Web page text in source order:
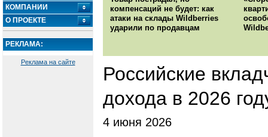
КОМПАНИИ
О ПРОЕКТЕ
РЕКЛАМА:
Реклама на сайте
компенсаций не будет: как
атаки на склады Wildberries
ударили по продавцам
Российские
дохода в 2026
4 июня 2026